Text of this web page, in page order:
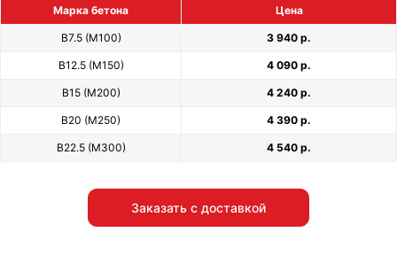
Марка бетона Цена
В7.5 (М100) 3 940 р.
В12.5 (М150) 4 090 р.
В15 (М200) 4 240 р.
В20 (М250) 4 390 р.
В22.5 (М300) 4 540 р.
Заказать с доставкой